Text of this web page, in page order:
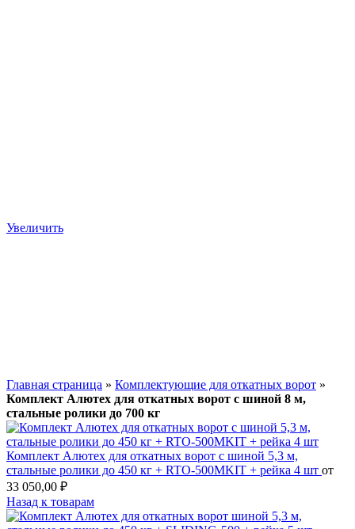
Увеличить
Главная страница » Комплектующие для откатных ворот »
Комплект Алютех для откатных ворот с шиной 8 м,
стальные ролики до 700 кг
Комплект Алютех для откатных ворот с шиной 5,3 м,
стальные ролики до 450 кг + RTO-500MKIT + рейка 4 шт от
33 050,00 ₽
Назад к товарам